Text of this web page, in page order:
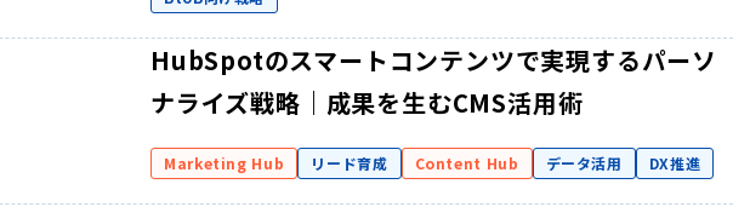
HubSpotのスマートコンテンツで実現するパーソ
ナライズ戦略｜成果を生むCMS活用術
Marketing Hub リード育成 Content Hub データ活用 DX推進